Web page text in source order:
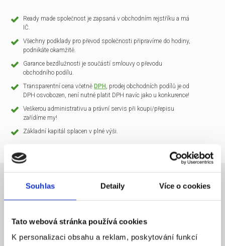
Souhlas Detaily Více o cookies
Tato webová stránka používá cookies
K personalizaci obsahu a reklam, poskytování funkcí
Ready made společnost je zapsaná v obchodním rejstříku a má
IČ.
Všechny podklady pro převod společnosti připravíme do hodiny,
podnikáte okamžitě.
Garance bezdlužnosti je součástí smlouvy o převodu
obchodního podílu.
Transparentní cena včetně DPH , prodej obchodních podílů je od
DPH osvobozen, není nutné platit DPH navíc jako u konkurence!
Veškerou administrativu a právní servis při koupi/přepisu
zařídíme my!
Základní kapitál splacen v plné výši.
KAPITÁL
SÍDLO Praha 1